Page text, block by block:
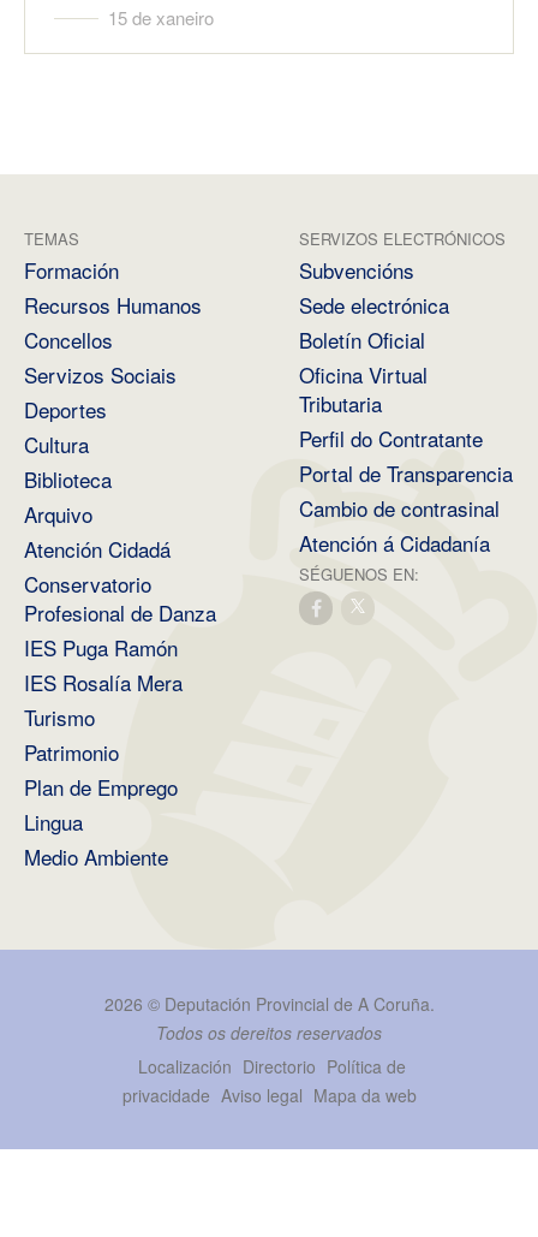
15 de xaneiro
TEMAS
Formación
Recursos Humanos
Concellos
Servizos Sociais
Deportes
Cultura
Biblioteca
Arquivo
Atención Cidadá
Conservatorio
Profesional de Danza
IES Puga Ramón
IES Rosalía Mera
Turismo
Patrimonio
Plan de Emprego
Lingua
Medio Ambiente
SERVIZOS ELECTRÓNICOS
Subvencións
Sede electrónica
Boletín Oficial
Oficina Virtual
Tributaria
Perfil do Contratante
Portal de Transparencia
Cambio de contrasinal
Atención á Cidadanía
SÉGUENOS EN:
2026 © Deputación Provincial de A Coruña.
Todos os dereitos reservados
Localización Directorio Política de
privacidade Aviso legal Mapa da web